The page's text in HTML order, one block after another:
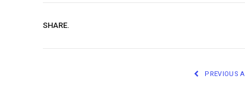
SHARE.
PREVIOUS